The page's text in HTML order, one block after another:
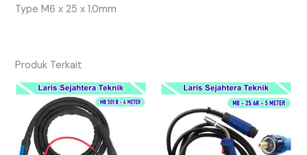
Type M6 x 25 x 1.0mm
Produk Terkait